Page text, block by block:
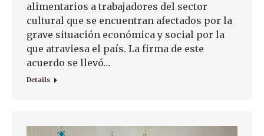
alimentarios a trabajadores del sector
cultural que se encuentran afectados por la
grave situación económica y social por la
que atraviesa el país. La firma de este
acuerdo se llevó…
Details